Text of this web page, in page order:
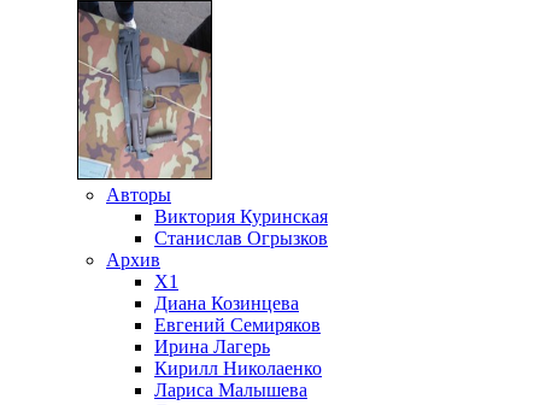
Авторы
Виктория Куринская
Станислав Огрызков
Архив
X1
Диана Козинцева
Евгений Семиряков
Ирина Лагерь
Кирилл Николаенко
Лариса Малышева